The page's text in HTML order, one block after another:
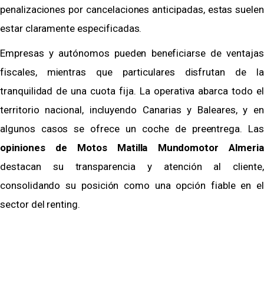
penalizaciones por cancelaciones anticipadas, estas suelen
estar claramente especificadas.
Empresas y autónomos pueden beneficiarse de ventajas
fiscales, mientras que particulares disfrutan de la
tranquilidad de una cuota fija. La operativa abarca todo el
territorio nacional, incluyendo Canarias y Baleares, y en
algunos casos se ofrece un coche de preentrega. Las
opiniones de Motos Matilla Mundomotor Almeria
destacan su transparencia y atención al cliente,
consolidando su posición como una opción fiable en el
sector del renting.